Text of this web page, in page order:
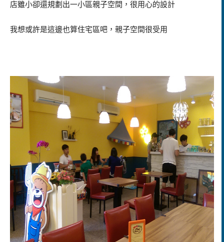
店雖小卻還規劃出一小區親子空間，很用心的設計
我想或許是這邊也算住宅區吧，親子空間很受用